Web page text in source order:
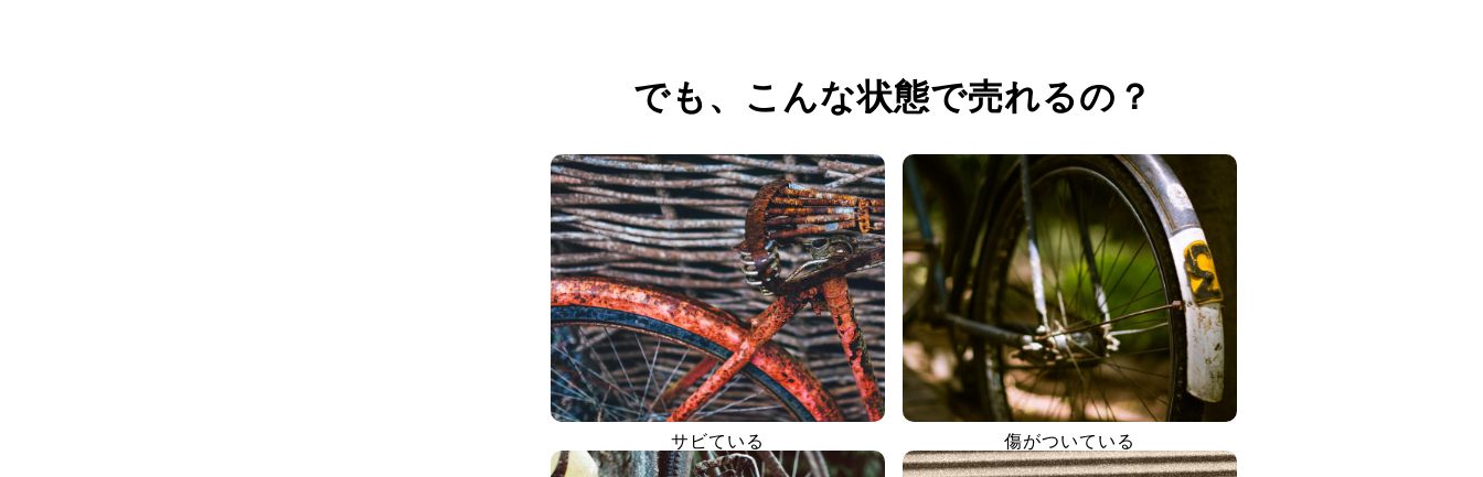
でも、 こんな状態で売れるの？
サビている 傷がついている